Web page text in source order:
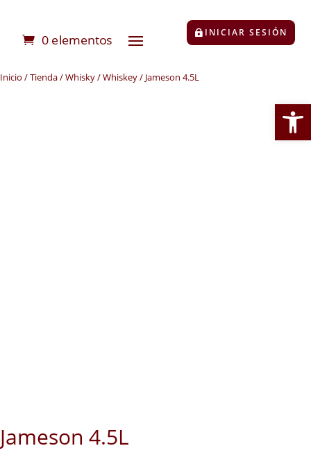
0 elementos INICIAR SESIÓN
Inicio /Tienda/Whisky / Whiskey/ Jameson 4.5L
Jameson 4.5L